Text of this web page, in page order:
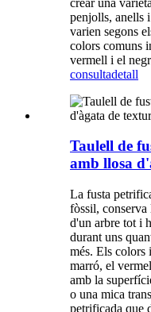
penjolls, anells
varien segons
colors comuns
vermell i el
consultadetall
Taulell de
amb llosa
La fusta
fòssil, conserva
d'un arbre tot i
durant uns
més. Els colors
marró, el
amb la
o una mica
petrificada que